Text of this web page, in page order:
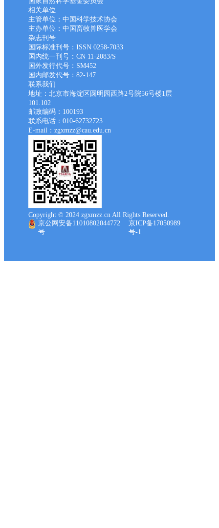
相关单位
主管单位：中国科学技术协会
主办单位：中国畜牧兽医学会
杂志刊号
国际标准刊号：ISSN 0258-7033
国内统一刊号：CN 11-2083/S
国外发行代号：SM452
国内邮发代号：82-147
联系我们
地址：北京市海淀区圆明园西路2号院56号楼1层
101.102
邮政编码：100193
联系电话：010-62732723
E-mail：zgxmzz@cau.edu.cn
Copyright © 2024 zgxmzz.cn All Rights Reserved.
京公网安备11010802044772
号
京ICP备17050989
号-1